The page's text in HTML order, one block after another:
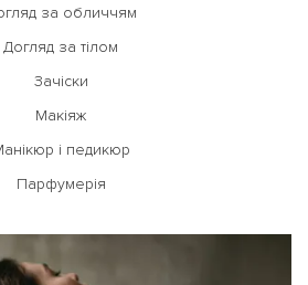
за обличчям
Догляд за тілом
Зачіски
Макіяж
і педикюр
Парфумерія